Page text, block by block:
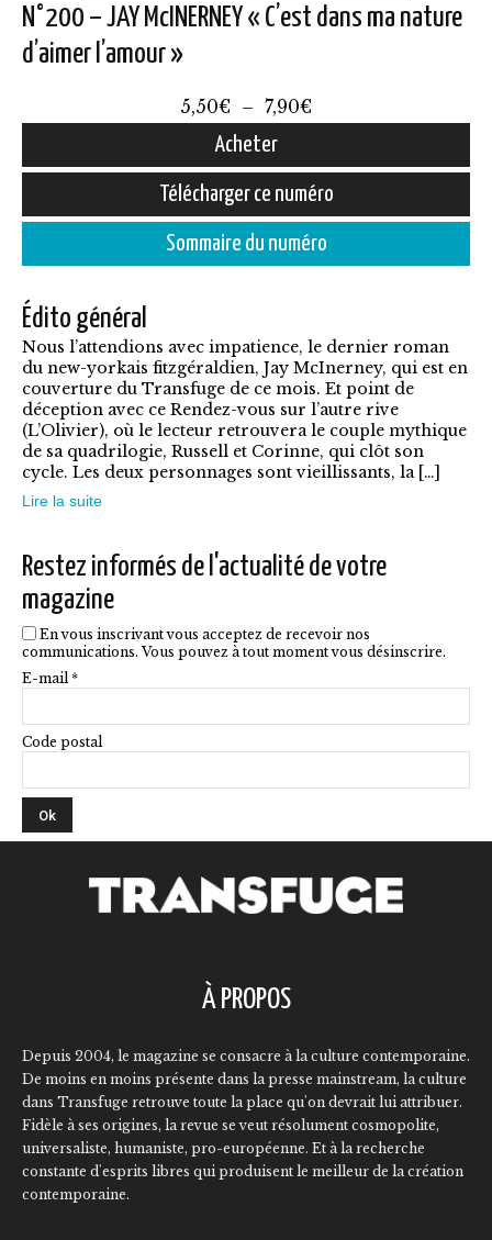
N°200 – JAY McINERNEY « C’est dans ma nature
d’aimer l’amour »
5,50€ – 7,90€
prix :
5,50€
à
7,90€
Acheter
produit
variations.
Les
options
peuvent
être
choisies
la
page
du
produit
Télécharger ce numéro
Sommaire du numéro
Édito général
Nous l’attendions avec impatience, le dernier roman
du new-yorkais fitzgéraldien, Jay McInerney, qui est en
couverture du Transfuge de ce mois. Et point de
déception avec ce Rendez-vous sur l’autre rive
(L’Olivier), où le lecteur retrouvera le couple mythique
de sa quadrilogie, Russell et Corinne, qui clôt son
cycle. Les deux personnages sont vieillissants, la […]
Lire la suite
Restez informés de l'actualité de votre
magazine
En vous inscrivant vous acceptez de recevoir nos
communications. Vous pouvez à tout moment vous désinscrire.
E-mail *
Code postal
À PROPOS
Depuis 2004, le magazine se consacre à la culture contemporaine.
De moins en moins présente dans la presse mainstream, la culture
dans Transfuge retrouve toute la place qu'on devrait lui attribuer.
Fidèle à ses origines, la revue se veut résolument cosmopolite,
universaliste, humaniste, pro-européenne. Et à la recherche
constante d'esprits libres qui produisent le meilleur de la création
contemporaine.